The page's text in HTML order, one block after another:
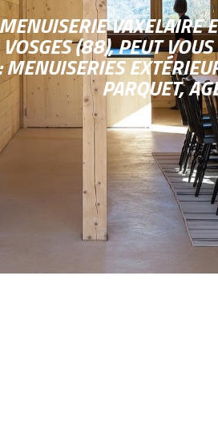
VAXELAIRE
(88), PEUT
MENUISERIES
PARQUET,